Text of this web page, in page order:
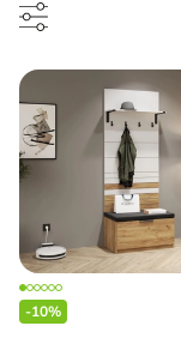
угловая
-10%